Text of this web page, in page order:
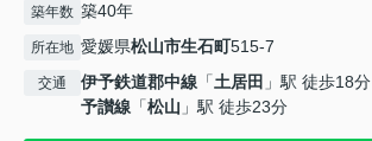
築年数 築40年
所在地 愛媛県松山市生石町515-7
交通 伊予鉄道郡中線 「土居田 」駅 徒歩18分
予讃線 「松山 」駅 徒歩23分